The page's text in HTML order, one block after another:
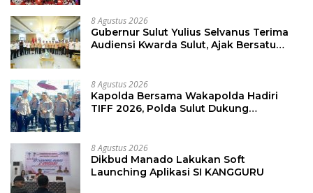
8 Agustus 2026
Gubernur Sulut Yulius Selvanus Terima
Audiensi Kwarda Sulut, Ajak Bersatu
8 Agustus 2026
Kapolda Bersama Wakapolda Hadiri
TIFF 2026, Polda Sulut Dukung
8 Agustus 2026
Dikbud Manado Lakukan Soft
Launching Aplikasi SI KANGGURU